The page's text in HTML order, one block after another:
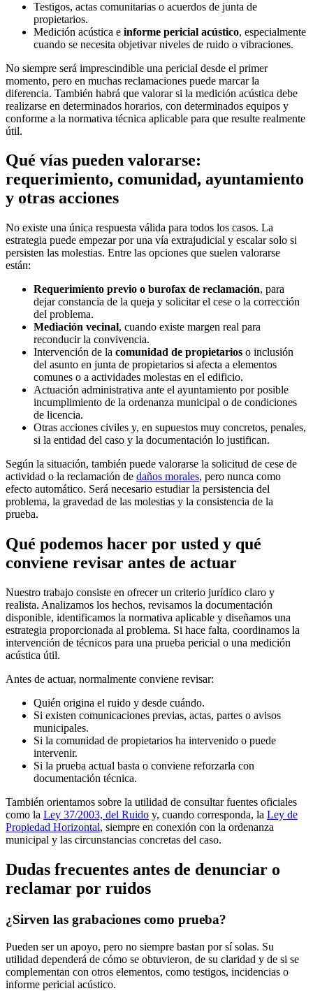
Testigos, actas comunitarias o acuerdos de junta de
propietarios.
Medición acústica e informe pericial acústico, especialmente
cuando se necesita objetivar niveles de ruido o vibraciones.
No siempre será imprescindible una pericial desde el primer
momento, pero en muchas reclamaciones puede marcar la
diferencia. También habrá que valorar si la medición acústica debe
realizarse en determinados horarios, con determinados equipos y
conforme a la normativa técnica aplicable para que resulte realmente
útil.
Qué vías pueden valorarse:
requerimiento, comunidad, ayuntamiento
y otras acciones
No existe una única respuesta válida para todos los casos. La
estrategia puede empezar por una vía extrajudicial y escalar solo si
persisten las molestias. Entre las opciones que suelen valorarse
están:
Requerimiento previo o burofax de reclamación, para
dejar constancia de la queja y solicitar el cese o la corrección
del problema.
Mediación vecinal, cuando existe margen real para
reconducir la convivencia.
Intervención de la comunidad de propietarios o inclusión
del asunto en junta de propietarios si afecta a elementos
comunes o a actividades molestas en el edificio.
Actuación administrativa ante el ayuntamiento por posible
incumplimiento de la ordenanza municipal o de condiciones
de licencia.
Otras acciones civiles y, en supuestos muy concretos, penales,
si la entidad del caso y la documentación lo justifican.
Según la situación, también puede valorarse la solicitud de cese de
actividad o la reclamación de daños morales, pero nunca como
efecto automático. Será necesario estudiar la persistencia del
problema, la gravedad de las molestias y la consistencia de la
prueba.
Qué podemos hacer por usted y qué
conviene revisar antes de actuar
Nuestro trabajo consiste en ofrecer un criterio jurídico claro y
realista. Analizamos los hechos, revisamos la documentación
disponible, identificamos la normativa aplicable y diseñamos una
estrategia proporcionada al problema. Si hace falta, coordinamos la
intervención de técnicos para una prueba pericial o una medición
acústica útil.
Antes de actuar, normalmente conviene revisar:
Quién origina el ruido y desde cuándo.
Si existen comunicaciones previas, actas, partes o avisos
municipales.
Si la comunidad de propietarios ha intervenido o puede
intervenir.
Si la prueba actual basta o conviene reforzarla con
documentación técnica.
También orientamos sobre la utilidad de consultar fuentes oficiales
como la Ley 37/2003, del Ruido y, cuando corresponda, la Ley de
Propiedad Horizontal, siempre en conexión con la ordenanza
municipal y las circunstancias concretas del caso.
Dudas frecuentes antes de denunciar o
reclamar por ruidos
¿Sirven las grabaciones como prueba?
Pueden ser un apoyo, pero no siempre bastan por sí solas. Su
utilidad dependerá de cómo se obtuvieron, de su claridad y de si se
complementan con otros elementos, como testigos, incidencias o
informe pericial acústico.